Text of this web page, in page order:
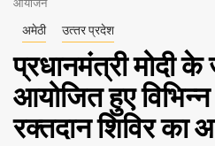
आयोजन
अमेठी उत्‍तर प्रदेश
प्रधानमंत्री मोदी
आयोजित हुए
रक्तदान शिविर का